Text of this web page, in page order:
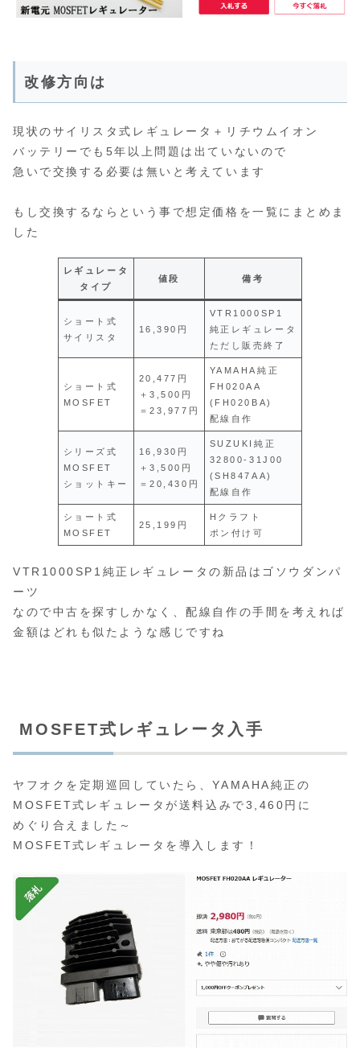
改修方向は
現状のサイリスタ式レギュレータ＋リチウムイオン
バッテリーでも5年以上問題は出ていないので
急いで交換する必要は無いと考えています
もし交換するならという事で想定価格を一覧にまとめま
した
レギュレータ
タイプ
値段 備考
ショート式
サイリスタ
16,390円
VTR1000SP1
純正レギュレータ
ただし販売終了
ショート式
MOSFET
20,477円
＋3,500円
＝23,977円
YAMAHA純正
FH020AA
(FH020BA)
配線自作
シリーズ式
MOSFET
ショットキー
16,930円
＋3,500円
＝20,430円
SUZUKI純正
32800-31J00
(SH847AA)
配線自作
ショート式
MOSFET
25,199円
Hクラフト
ポン付け可
VTR1000SP1純正レギュレータの新品はゴソウダンパ
ーツ
なので中古を探すしかなく、配線自作の手間を考えれば
金額はどれも似たような感じですね
MOSFET式レギュレータ入手
ヤフオクを定期巡回していたら、YAMAHA純正の
MOSFET式レギュレータが送料込みで3,460円に
めぐり合えました～
MOSFET式レギュレータを導入します！